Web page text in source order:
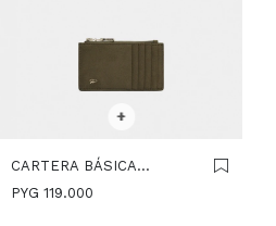
+
CARTERA BÁSICA
EFECTO PIEL - CAQUI
PYG 119.000